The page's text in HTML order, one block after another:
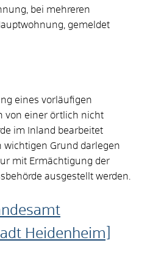
bei mehreren
gemeldet
eines vorläufigen
von einer örtlich nicht
im Inland bearbeitet
wichtigen Grund darlegen
mit Ermächtigung der
ausgestellt werden.
Heidenheim]